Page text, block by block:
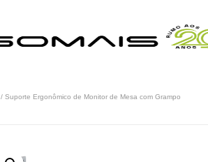
/ Suporte Ergonômico de Monitor de Mesa com Grampo